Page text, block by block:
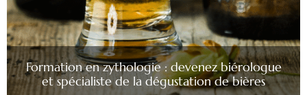
Formation en zythologie : devenez biérologue
et spécialiste de la dégustation de bières